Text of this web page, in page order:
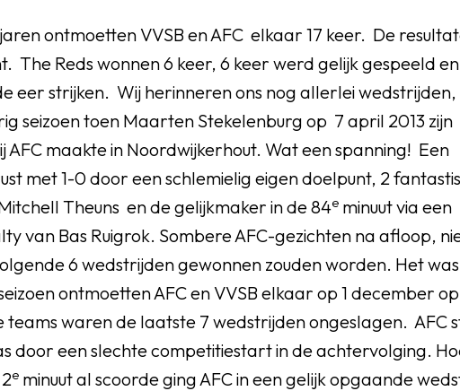
ontmoetten VVSB en AFC elkaar 17 keer. De
The Reds wonnen 6 keer, 6 keer werd gelijk gespeeld
eer strijken. Wij herinneren ons nog allerlei
seizoen toen Maarten Stekelenburg op 7 april 2013 zijn
AFC maakte in Noordwijkerhout. Wat een spanning! Een
met 1-0 door een schlemielig eigen doelpunt, 2
Theuns en de gelijkmaker in de 84e minuut via een
van Bas Ruigrok. Sombere AFC-gezichten na afloop,
6 wedstrijden gewonnen zouden worden. Het
ontmoetten AFC en VVSB elkaar op 1 december
waren de laatste 7 wedstrijden ongeslagen. AFC
door een slechte competitiestart in de achtervolging.
e minuut al scoorde ging AFC in een gelijk opgaande